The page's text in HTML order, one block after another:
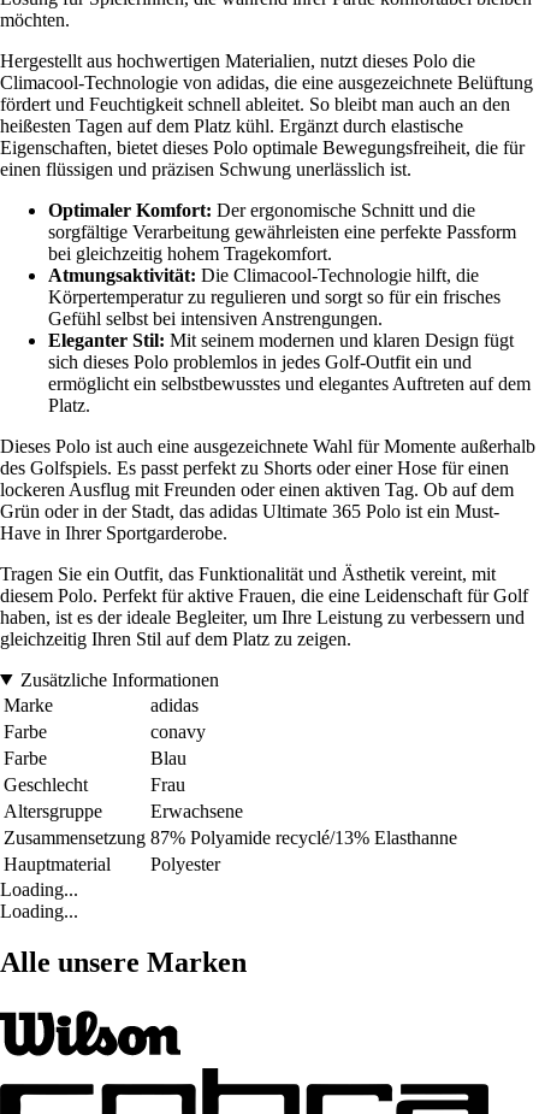
möchten.
Hergestellt aus hochwertigen Materialien, nutzt dieses Polo die
Climacool-Technologie von adidas, die eine ausgezeichnete Belüftung
fördert und Feuchtigkeit schnell ableitet. So bleibt man auch an den
heißesten Tagen auf dem Platz kühl. Ergänzt durch elastische
Eigenschaften, bietet dieses Polo optimale Bewegungsfreiheit, die für
einen flüssigen und präzisen Schwung unerlässlich ist.
Optimaler Komfort: Der ergonomische Schnitt und die
sorgfältige Verarbeitung gewährleisten eine perfekte Passform
bei gleichzeitig hohem Tragekomfort.
Atmungsaktivität: Die Climacool-Technologie hilft, die
Körpertemperatur zu regulieren und sorgt so für ein frisches
Gefühl selbst bei intensiven Anstrengungen.
Eleganter Stil: Mit seinem modernen und klaren Design fügt
sich dieses Polo problemlos in jedes Golf-Outfit ein und
ermöglicht ein selbstbewusstes und elegantes Auftreten auf dem
Platz.
Dieses Polo ist auch eine ausgezeichnete Wahl für Momente außerhalb
des Golfspiels. Es passt perfekt zu Shorts oder einer Hose für einen
lockeren Ausflug mit Freunden oder einen aktiven Tag. Ob auf dem
Grün oder in der Stadt, das adidas Ultimate 365 Polo ist ein Must-
Have in Ihrer Sportgarderobe.
Tragen Sie ein Outfit, das Funktionalität und Ästhetik vereint, mit
diesem Polo. Perfekt für aktive Frauen, die eine Leidenschaft für Golf
haben, ist es der ideale Begleiter, um Ihre Leistung zu verbessern und
gleichzeitig Ihren Stil auf dem Platz zu zeigen.
Zusätzliche Informationen
Marke
adidas
Farbe
conavy
Farbe
Blau
Geschlecht
Frau
Altersgruppe
Erwachsene
Zusammensetzung 87% Polyamide recyclé/13% Elasthanne
Hauptmaterial
Polyester
Loading...
Loading...
Alle unsere Marken